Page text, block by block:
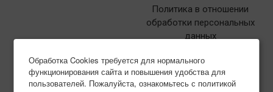
Политика в отношении
обработки персональных
данных
Обработка Cookies требуется для нормального
функционирования сайта и повышения удобства для
пользователей. Пожалуйста, ознакомьтесь с политикой